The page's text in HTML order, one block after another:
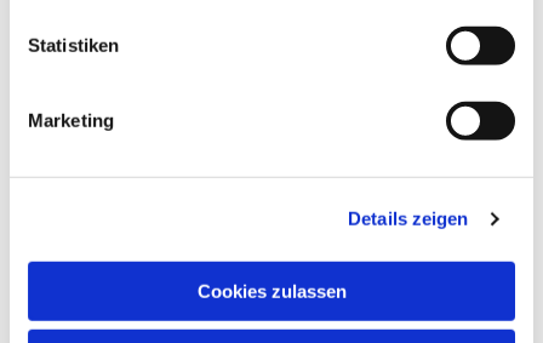
Statistiken
Marketing
Details zeigen
Cookies zulassen